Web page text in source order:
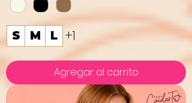
S M L +1
Agregar al carrito